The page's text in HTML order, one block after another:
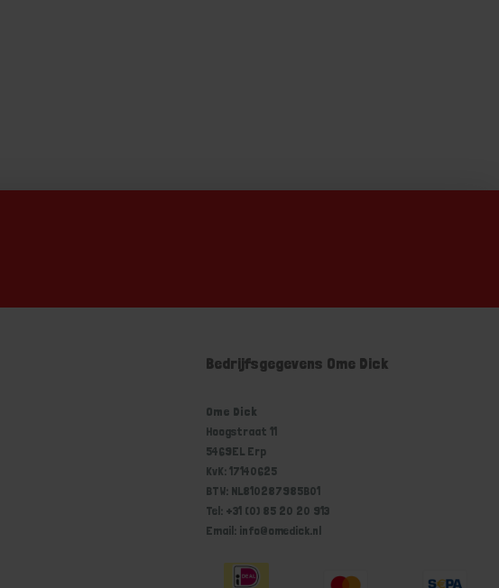
Bedrijfsgegevens Ome Dick
Ome Dick
Hoogstraat 11
5469EL Erp
KvK: 17140625
BTW: NL810287985B01
Tel: +31 (0) 85 20 20 913
Email: info@omedick.nl